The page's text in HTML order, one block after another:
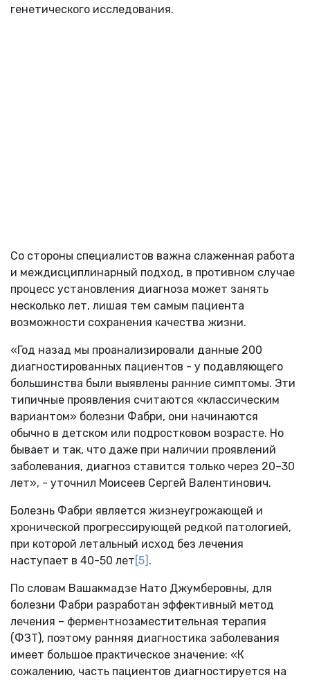
генетического исследования.
Со стороны специалистов важна слаженная работа
и междисциплинарный подход, в противном случае
процесс установления диагноза может занять
несколько лет, лишая тем самым пациента
возможности сохранения качества жизни.
«Год назад мы проанализировали данные 200
диагностированных пациентов - у подавляющего
большинства были выявлены ранние симптомы. Эти
типичные проявления считаются «классическим
вариантом» болезни Фабри, они начинаются
обычно в детском или подростковом возрасте. Но
бывает и так, что даже при наличии проявлений
заболевания, диагноз ставится только через 20–30
лет», - уточнил Моисеев Сергей Валентинович.
Болезнь Фабри является жизнеугрожающей и
хронической прогрессирующей редкой патологией,
при которой летальный исход без лечения
наступает в 40-50 лет [5] .
По словам Вашакмадзе Нато Джумберовны, для
болезни Фабри разработан эффективный метод
лечения – ферментнозаместительная терапия
(ФЗТ), поэтому ранняя диагностика заболевания
имеет большое практическое значение: «К
сожалению, часть пациентов диагностируется на